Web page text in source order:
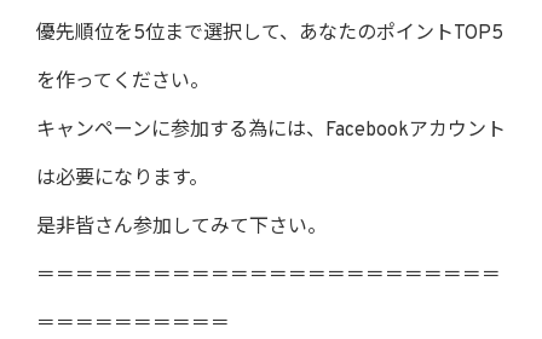
優先順位を5位まで選択して、あなたのポイントTOP5
を作ってください。
キャンペーンに参加する為には、Facebookアカウント
は必要になります。
是非皆さん参加してみて下さい。
＝＝＝＝＝＝＝＝＝＝＝＝＝＝＝＝＝＝＝＝＝＝＝＝
＝＝＝＝＝＝＝＝＝＝